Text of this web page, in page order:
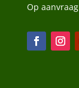
Op aanvraag